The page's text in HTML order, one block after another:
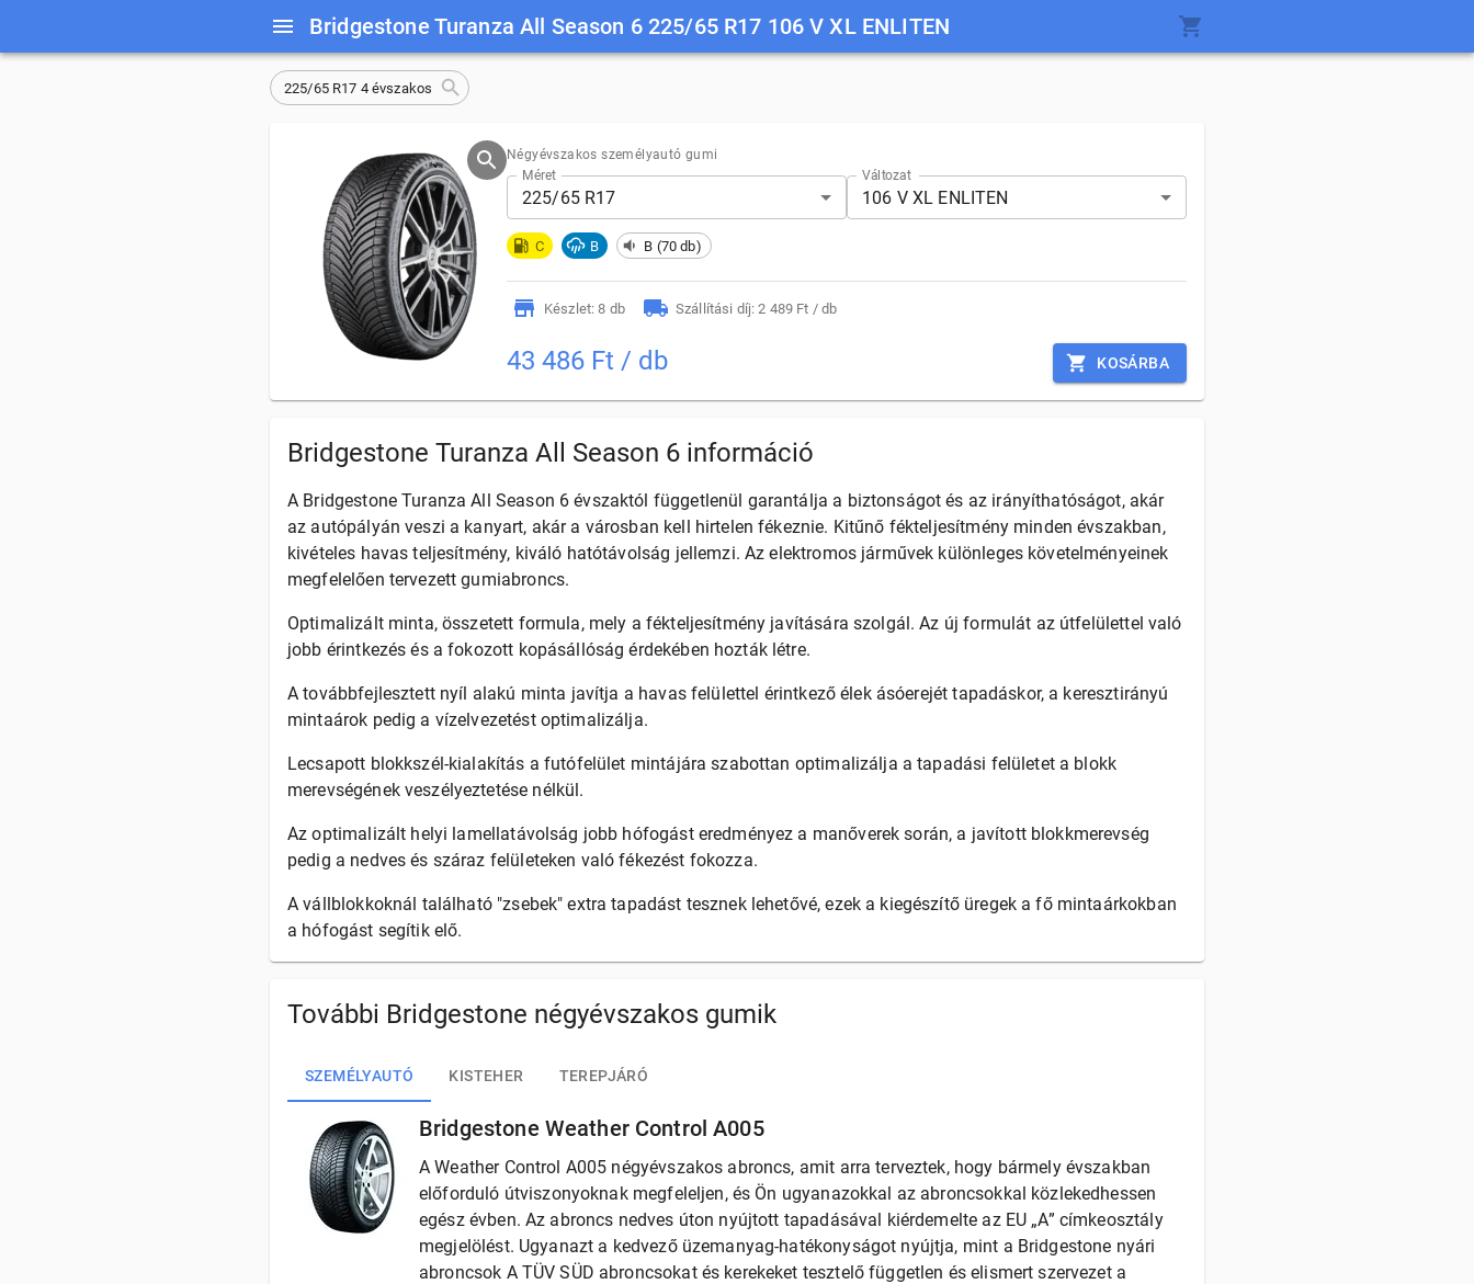
Bridgestone Turanza All Season 6 225/65 R17 106 V XL ENLITEN
225/65 R17 4 évszakos
Négyévszakos személyautó gumi
Méret
225/65 R17
Változat
106 V XL ENLITEN
C B B (70 db)
Készlet: 8 db Szállítási díj: 2 489 Ft / db
43 486 Ft / db KOSÁRBA
Bridgestone Turanza All Season 6 információ
A Bridgestone Turanza All Season 6 évszaktól függetlenül garantálja a biztonságot és az irányíthatóságot, akár
az autópályán veszi a kanyart, akár a városban kell hirtelen fékeznie. Kitűnő fékteljesítmény minden évszakban,
kivételes havas teljesítmény, kiváló hatótávolság jellemzi. Az elektromos járművek különleges követelményeinek
megfelelően tervezett gumiabroncs.
Optimalizált minta, összetett formula, mely a fékteljesítmény javítására szolgál. Az új formulát az útfelülettel való
jobb érintkezés és a fokozott kopásállóság érdekében hozták létre.
A továbbfejlesztett nyíl alakú minta javítja a havas felülettel érintkező élek ásóerejét tapadáskor, a keresztirányú
mintaárok pedig a vízelvezetést optimalizálja.​
Lecsapott blokkszél-kialakítás a futófelület mintájára szabottan optimalizálja a tapadási felületet a blokk
merevségének veszélyeztetése nélkül.
Az optimalizált helyi lamellatávolság jobb hófogást eredményez a manőverek során, a javított blokkmerevség
pedig a nedves és száraz felületeken való fékezést fokozza.
A vállblokkoknál található "zsebek" extra tapadást tesznek lehetővé, ezek a kiegészítő üregek a fő mintaárkokban
a hófogást segítik elő.
További Bridgestone négyévszakos gumik
SZEMÉLYAUTÓ KISTEHER TEREPJÁRÓ
Bridgestone Weather Control A005
A Weather Control A005 négyévszakos abroncs, amit arra terveztek, hogy bármely évszakban
előforduló útviszonyoknak megfeleljen, és Ön ugyanazokkal az abroncsokkal közlekedhessen
egész évben. Az abroncs nedves úton nyújtott tapadásával kiérdemelte az EU „A” címkeosztály
megjelölést. Ugyanazt a kedvező üzemanyag-hatékonyságot nyújtja, mint a Bridgestone nyári
abroncsok A TÜV SÜD abroncsokat és kerekeket tesztelő független és elismert szervezet a